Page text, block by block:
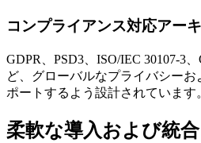
コンプライアンス対応アー
GDPR、PSD3、ISO/IEC 30107-3
ど、グローバルなプライバシー
ポートするよう設計されています
柔軟な導入および統合